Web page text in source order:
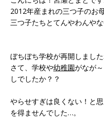
2012年産まれの三つ子のお
三つ子たちとてんやわんや
ぼちぼち学校が再開しまし
さて、学校や幼稚園がなが
しでしたか？？
やらせすぎは良くない！と
を得ませんでした…。